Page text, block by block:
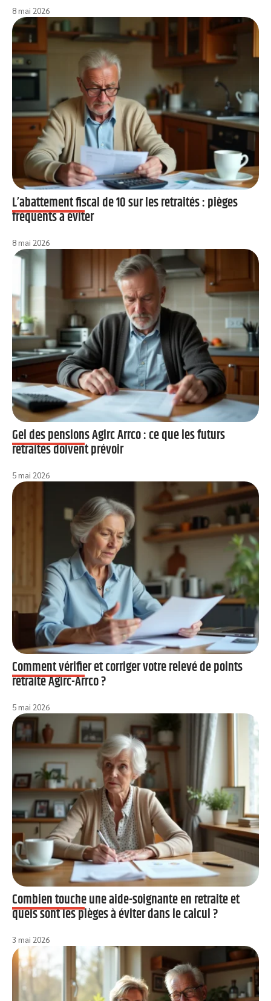
8 mai 2026
L’abattement fiscal de 10 sur les retraités : pièges
fréquents à éviter
8 mai 2026
Gel des pensions Agirc Arrco : ce que les futurs
retraités doivent prévoir
5 mai 2026
Comment vérifier et corriger votre relevé de points
retraite Agirc-Arrco ?
5 mai 2026
Combien touche une aide-soignante en retraite et
quels sont les pièges à éviter dans le calcul ?
3 mai 2026